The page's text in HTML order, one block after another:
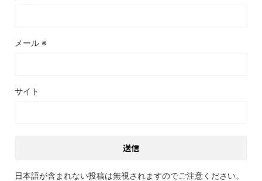
メール ※
サイト
日本語が含まれない投稿は無視されますのでご注意ください。